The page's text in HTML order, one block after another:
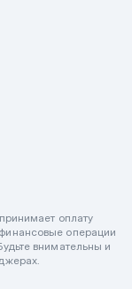
оплату
операции
внимательны и